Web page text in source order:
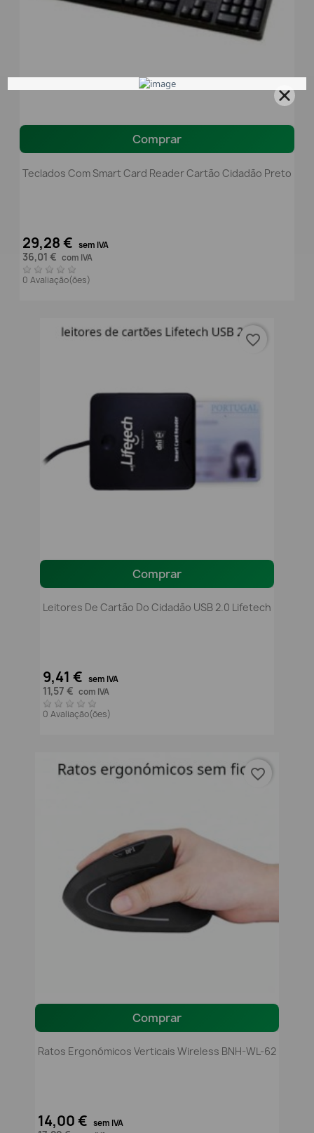
Comprar
Teclados Com Smart Card Reader Cartão Cidadão Preto
29,28 € sem IVA
36,01 € com IVA
0 Avaliação(ões)
Comprar
Leitores De Cartão Do Cidadão USB 2.0 Lifetech
9,41 € sem IVA
11,57 € com IVA
0 Avaliação(ões)
favorite_border
Comprar
Ratos Ergonómicos Verticais Wireless BNH-WL-62
14,00 € sem IVA
favorite_border